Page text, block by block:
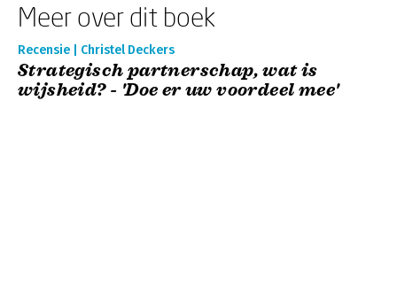
Meer over dit boek
Recensie | Christel Deckers
Strategisch partnerschap, wat is
wijsheid? - 'Doe er uw voordeel mee'